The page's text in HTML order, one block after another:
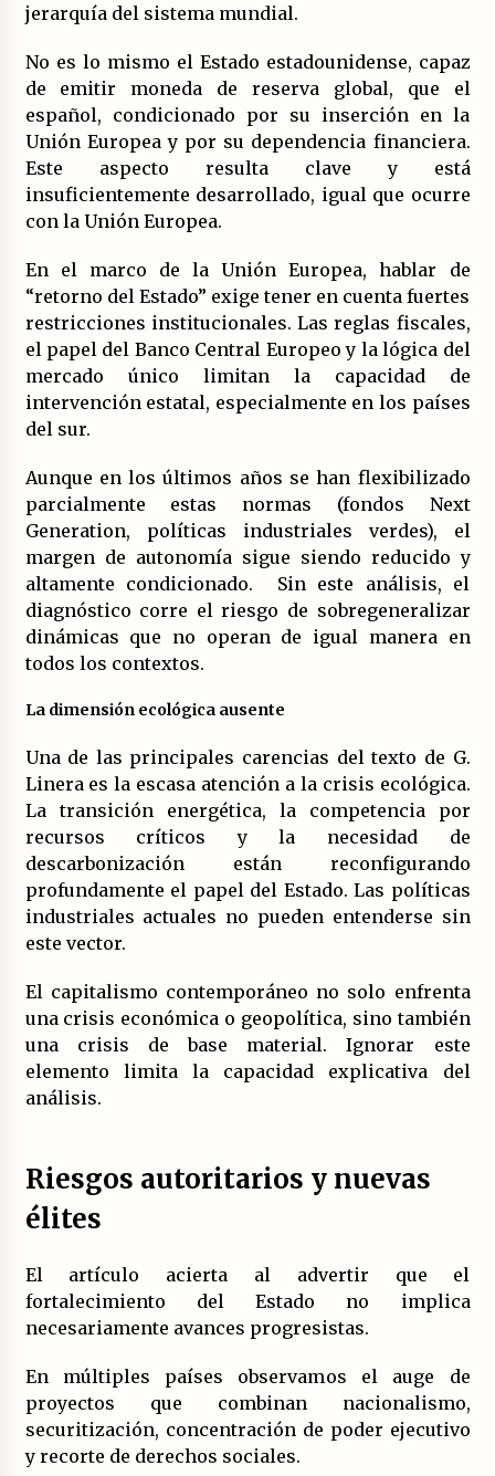
jerarquía del sistema mundial.
No es lo mismo el Estado estadounidense, capaz
de emitir moneda de reserva global, que el
español, condicionado por su inserción en la
Unión Europea y por su dependencia financiera.
Este aspecto resulta clave y está
insuficientemente desarrollado, igual que ocurre
con la Unión Europea.
En el marco de la Unión Europea, hablar de
“retorno del Estado” exige tener en cuenta fuertes
restricciones institucionales. Las reglas fiscales,
el papel del Banco Central Europeo y la lógica del
mercado único limitan la capacidad de
intervención estatal, especialmente en los países
del sur.
Aunque en los últimos años se han flexibilizado
parcialmente estas normas (fondos Next
Generation, políticas industriales verdes), el
margen de autonomía sigue siendo reducido y
altamente condicionado. Sin este análisis, el
diagnóstico corre el riesgo de sobregeneralizar
dinámicas que no operan de igual manera en
todos los contextos.
La dimensión ecológica ausente
Una de las principales carencias del texto de G.
Linera es la escasa atención a la crisis ecológica.
La transición energética, la competencia por
recursos críticos y la necesidad de
descarbonización están reconfigurando
profundamente el papel del Estado. Las políticas
industriales actuales no pueden entenderse sin
este vector.
El capitalismo contemporáneo no solo enfrenta
una crisis económica o geopolítica, sino también
una crisis de base material. Ignorar este
elemento limita la capacidad explicativa del
análisis.
Riesgos autoritarios y nuevas
élites
El artículo acierta al advertir que el
fortalecimiento del Estado no implica
necesariamente avances progresistas.
En múltiples países observamos el auge de
proyectos que combinan nacionalismo,
securitización, concentración de poder ejecutivo
y recorte de derechos sociales.